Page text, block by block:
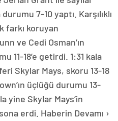
7-10 yaptı. Karşılıklı
farkı koruyan
ve Cedi Osman’ın
11-18’e getirdi. 1:31 kala
Skylar Mays, skoru 13-18
üçlüğü durumu 13-
yine Skylar Mays’in
erdi. Haberin Devamı ›